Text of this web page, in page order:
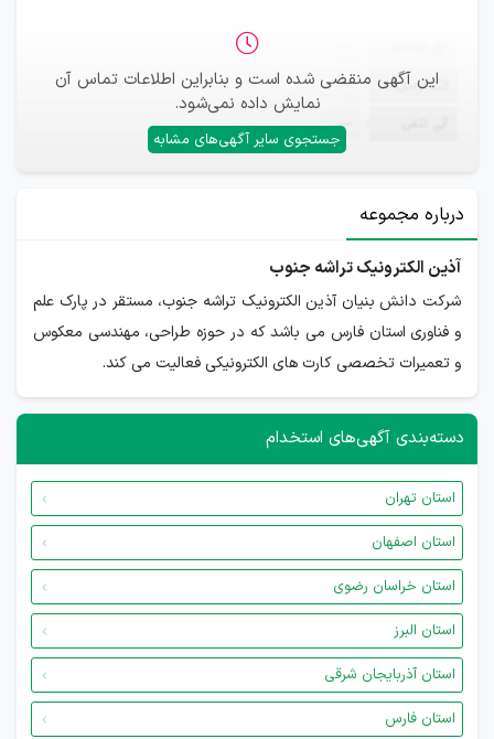
این آگهی منقضی شده است و بنابراین اطلاعات تماس آن
نمایش داده نمی‌شود.
جستجوی سایر آگهی‌های مشابه
ایمیل —
—
درباره مجموعه
آذین الکترونیک تراشه جنوب
شرکت دانش بنیان آذین الکترونیک تراشه جنوب، مستقر در پارک علم
و فناوری استان فارس می باشد که در حوزه طراحی، مهندسی معکوس
و تعمیرات تخصصی کارت های الکترونیکی فعالیت می کند.
دسته‌بندی آگهی‌های استخدام
استان تهران
استان اصفهان
استان خراسان رضوی
استان البرز
استان آذربایجان شرقی
استان فارس